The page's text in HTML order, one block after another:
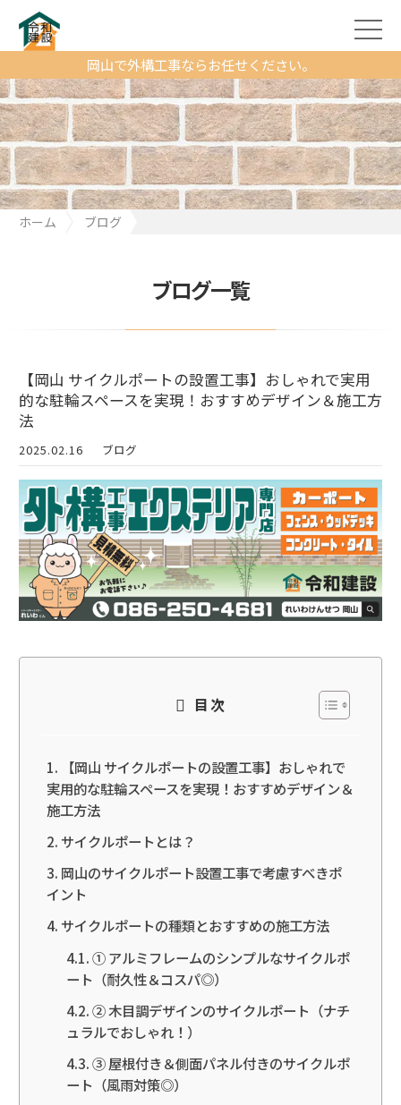
岡山で外構工事ならお任せください。
ホーム
ブログ
ブログ一覧
【岡山 サイクルポートの設置工事】おしゃれで実用
的な駐輪スペースを実現！おすすめデザイン＆施工方
法
2025.02.16 ブログ
目次
【岡山 サイクルポートの設置工事】おしゃれで
実用的な駐輪スペースを実現！おすすめデザイン＆
施工方法
サイクルポートとは？
岡山のサイクルポート設置工事で考慮すべきポ
イント
サイクルポートの種類とおすすめの施工方法
① アルミフレームのシンプルなサイクルポ
ート（耐久性＆コスパ◎）
② 木目調デザインのサイクルポート（ナチ
ュラルでおしゃれ！）
③ 屋根付き＆側面パネル付きのサイクルポ
ート（風雨対策◎）